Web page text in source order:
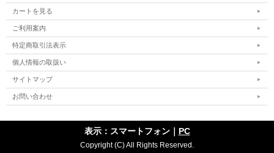
カートを見る
ご利用案内
特定商取引法表示
個人情報の取扱い
サイトマップ
お問い合わせ
表示：スマートフォン｜ PC
Copyright (C) All Rights Reserved.